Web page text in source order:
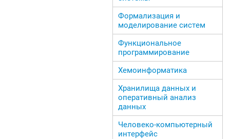
Формализация и
моделирование систем
Функциональное
программирование
Хемоинформатика
Хранилища данных и
оперативный анализ
данных
Человеко-компьютерный
интерфейс